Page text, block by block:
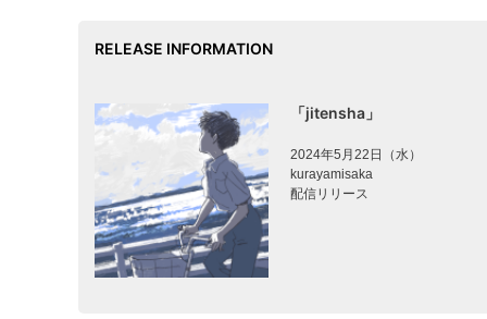
RELEASE INFORMATION
「jitensha」
2024年5月22日（水）
kurayamisaka
配信リリース